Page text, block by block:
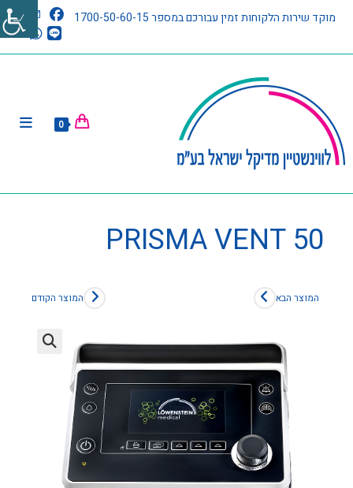
מוקד שירות הלקוחות זמין עבורכם במספר 1700-50-60-15
0
PRISMA VENT 50
המוצר הקודם המוצר הבא